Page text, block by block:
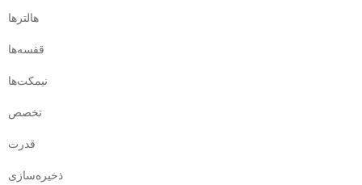
هالترها
قفسه‌ها
نیمکت‌ها
تخصص
قدرت
ذخیره‌سازی